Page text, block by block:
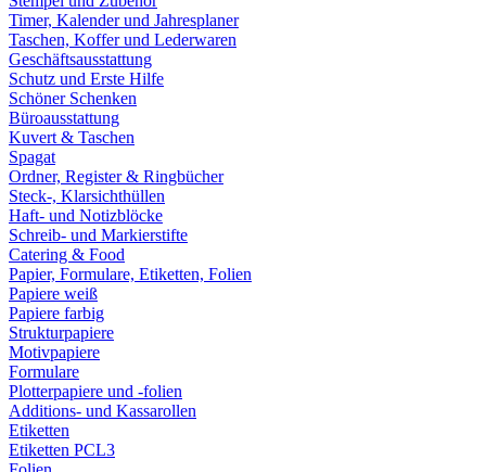
Timer, Kalender und Jahresplaner
Taschen, Koffer und Lederwaren
Geschäftsausstattung
Schutz und Erste Hilfe
Schöner Schenken
Büroausstattung
Kuvert & Taschen
Spagat
Ordner, Register & Ringbücher
Steck-, Klarsichthüllen
Haft- und Notizblöcke
Schreib- und Markierstifte
Catering & Food
Papier, Formulare, Etiketten, Folien
Papiere weiß
Papiere farbig
Strukturpapiere
Motivpapiere
Formulare
Plotterpapiere und -folien
Additions- und Kassarollen
Etiketten
Etiketten PCL3